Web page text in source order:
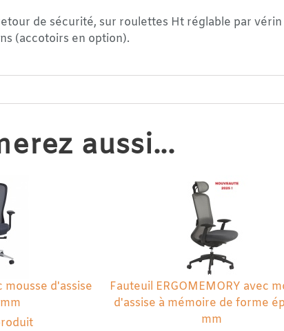
de sécurité, sur roulettes Ht réglable par
(accotoirs en option).
aussi...
d'assise
Fauteuil ERGOMEMORY avec
d'assise à mémoire de forme
mm